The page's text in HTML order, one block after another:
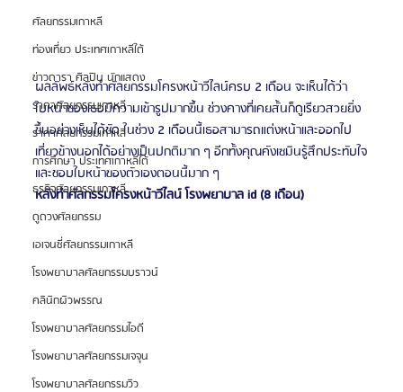
ศัลยกรรมเกาหลี
ท่องเที่ยว ประเทศเกาหลีใต้
ข่าวดารา ศิลปิน นักแสดง
ราคาศัลยกรรมเกาหลี
ราคาศัลยกรรมเกาหลี
การศึกษา ประเทศเกาหลีใต้
ธุรกิจศัลยกรรมเกาหลี
ดูดวงศัลยกรรม
เอเจนซี่ศัลยกรรมเกาหลี
โรงพยาบาลศัลยกรรมบราวน์
คลินิกผิวพรรณ
โรงพยาบาลศัลยกรรมไอดี
โรงพยาบาลศัลยกรรมเจจุน
โรงพยาบาลศัลยกรรมวิว
ผลลัพธ์หลังทำศัลยกรรมโครงหน้าวีไลน์ครบ 2 เดือน จะเห็นได้ว่า
ใบหน้าของเธอมีความเข้ารูปมากขึ้น ช่วงคางที่เคยสั้นก็ดูเรียวสวยยิ่ง
ขึ้นอย่างเห็นได้ชัด ในช่วง 2 เดือนนี้เธอสามารถแต่งหน้าและออกไป
เที่ยวข้างนอกได้อย่างเป็นปกติมาก ๆ อีกทั้งคุณคังเซมินรู้สึกประทับใจ
และชอบใบหน้าของตัวเองตอนนี้มาก ๆ
หลังทำศัลกรรมโครงหน้าวีไลน์ โรงพยาบาล id (8 เดือน)